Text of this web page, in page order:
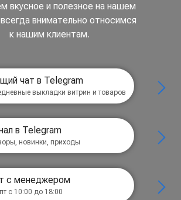
вкусное и полезное на нашем
внимательно относимся
к нашим клиентам.
чат в Telegram
выкладки витрин и товаров
в Telegram
новинки, приходы
с менеджером
с 10:00 до 18:00